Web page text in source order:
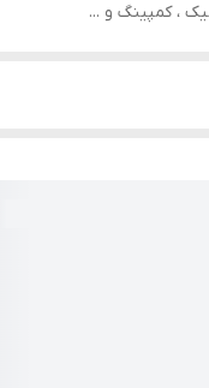
، کمپینگ و ...